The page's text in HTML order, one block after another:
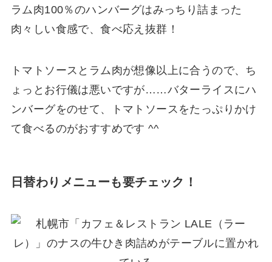
ラム肉100％のハンバーグはみっちり詰まった
肉々しい食感で、食べ応え抜群！
トマトソースとラム肉が想像以上に合うので、ち
ょっとお行儀は悪いですが……バターライスにハ
ンバーグをのせて、トマトソースをたっぷりかけ
て食べるのがおすすめです ^^
日替わりメニューも要チェック！